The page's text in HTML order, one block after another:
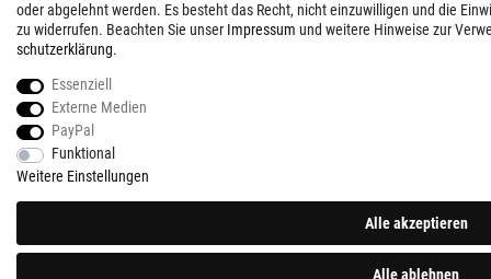
oder abgelehnt werden. Es besteht das Recht, nicht einzuwilligen und die
zu widerrufen. Beachten Sie unser Impressum und weitere Hinweise zur
schutz­erklärung.
Essenziell
Externe Medien
PayPal
Funktional
Weitere Einstellungen
Alle akzeptieren
Alle ablehnen